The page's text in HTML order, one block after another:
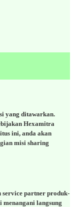
yang ditawarkan.
Hexamitra
ini, anda akan
misi sharing
partner produk-
langsung